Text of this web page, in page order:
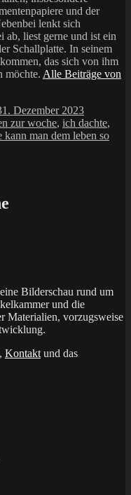
und der
lenkt sich
ab, liest gerne und ist ein
Schallplatte. In seinem
das sich von ihm
möchte. Alle Beiträge von
1. Dezember 2023
zur woche, ich dachte,
kann man dem leben so
Bilderschau rund um
und die
Materialien, vorzugsweise
, Kontakt und das